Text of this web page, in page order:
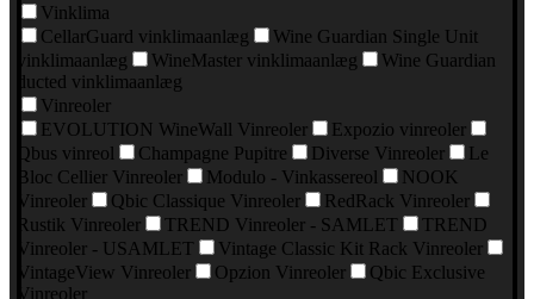
Vinklima
CellarGuard vinklimaanlæg
Wine Guardian Single Unit
vinklimaanlæg
WineMaster vinklimaanlæg
Wine Guardian
ducted vinklimaanlæg
Vinreoler
EVOLUTION WineWall Vinreoler
Expozio vinreoler
Qbus vinreol
Champagne Pupitre Diverse Vinreoler
Le
Bloc Cellier Vinreoler
Modulo - Vinkassereol
NOOK
Vinreoler
Qbic Classique Vinreoler
RedRack Vinreoler
Rustik Vinreoler
TREND Vinreoler - SAMLET
TREND
Vinreoler - USAMLET
Vintage Classic Kit Rack Vinreoler
VintageView Vinreoler
Opzion Vinreoler
Qbic Exclusive
Vinreoler